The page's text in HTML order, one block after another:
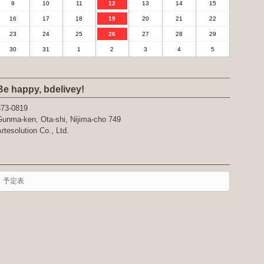
9 10 11 12 13 14 15
16 17 18 19 20 21 22
23 24 25 26 27 28 29
30 31 1 2 3 4 5
happy, bdelivey!
0819
ken, Ota-shi, Nijima-cho 749
Co., Ltd.
予定表